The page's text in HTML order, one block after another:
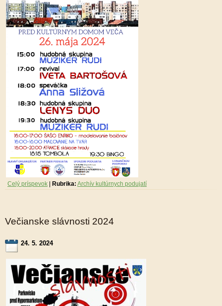
Celý príspevok Rubrika: Archív kultúrnych podujatí
Večianske slávnosti 2024
24. 5. 2024